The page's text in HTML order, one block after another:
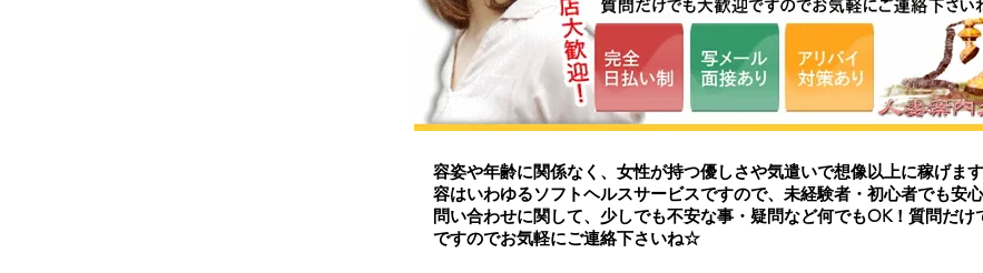
容姿や年齢に関係なく、女性が持つ優しさや気遣いで想像以上に稼げま
容はいわゆるソフトヘルスサービスですので、未経験者・初心者でも安
問い合わせに関して、少しでも不安な事・疑問など何でもOK！質問だけ
ですのでお気軽にご連絡下さいね☆